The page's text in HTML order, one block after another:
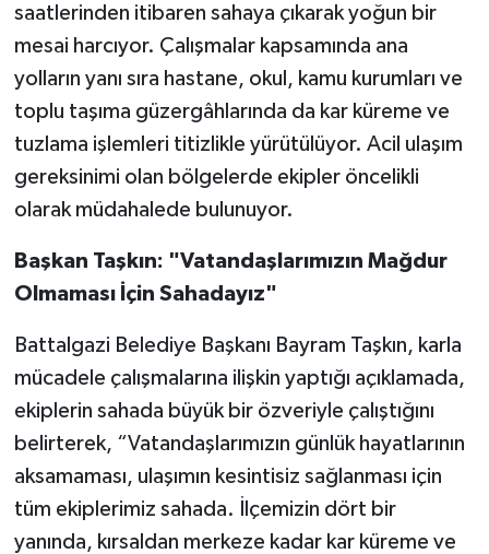
saatlerinden itibaren sahaya çıkarak yoğun bir
mesai harcıyor. Çalışmalar kapsamında ana
yolların yanı sıra hastane, okul, kamu kurumları ve
toplu taşıma güzergâhlarında da kar küreme ve
tuzlama işlemleri titizlikle yürütülüyor. Acil ulaşım
gereksinimi olan bölgelerde ekipler öncelikli
olarak müdahalede bulunuyor.
Başkan Taşkın: "Vatandaşlarımızın Mağdur
Olmaması İçin Sahadayız"
Battalgazi Belediye Başkanı Bayram Taşkın, karla
mücadele çalışmalarına ilişkin yaptığı açıklamada,
ekiplerin sahada büyük bir özveriyle çalıştığını
belirterek, “Vatandaşlarımızın günlük hayatlarının
aksamaması, ulaşımın kesintisiz sağlanması için
tüm ekiplerimiz sahada. İlçemizin dört bir
yanında, kırsaldan merkeze kadar kar küreme ve